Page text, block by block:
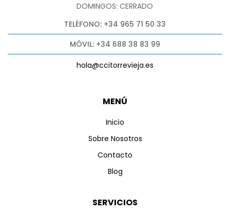
MENÚ
Inicio
Sobre Nosotros
Contacto
Blog
SERVICIOS
DOMINGOS: CERRADO
TELÉFONO: +34 965 71 50 33
MÓVIL: +34 688 38 83 99
hola@ccitorrevieja.es